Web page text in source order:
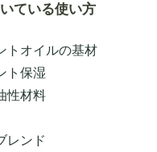
ている使い方
トオイルの基材
ト保湿
性材料
レンド